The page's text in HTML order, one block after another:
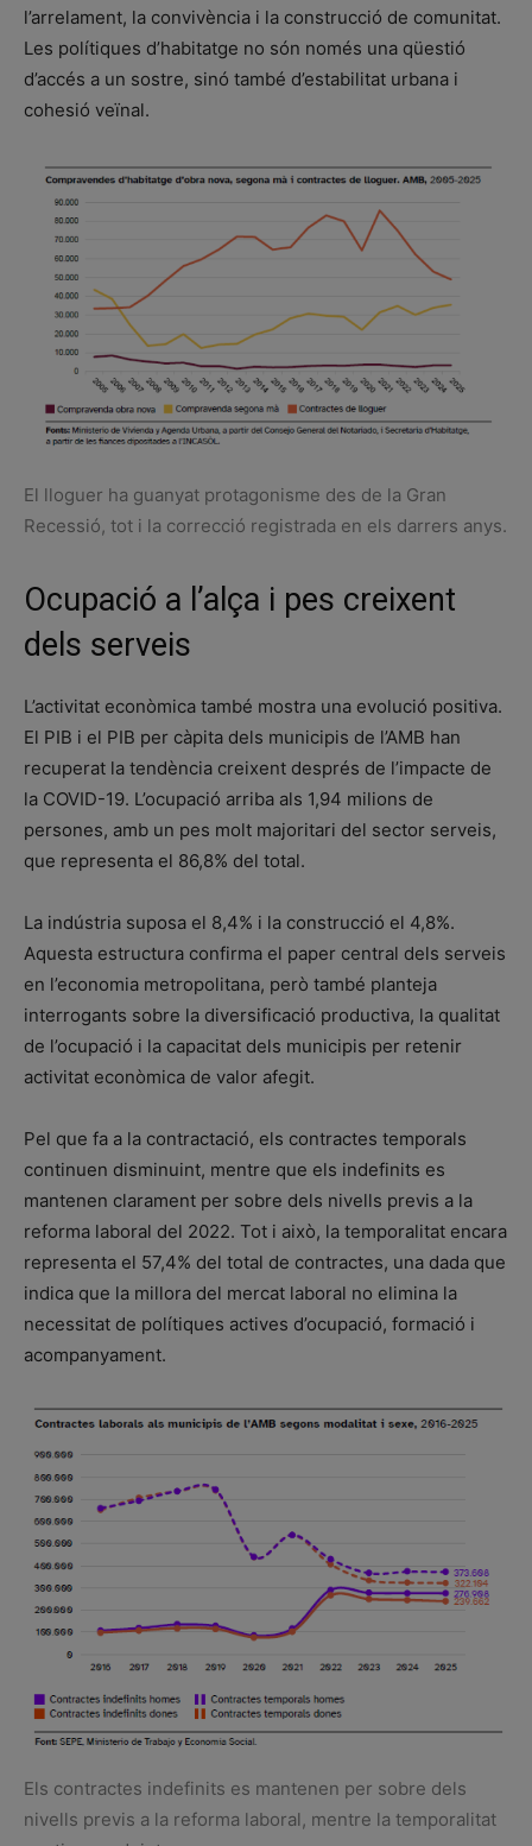
l’arrelament, la convivència i la construcció de comunitat.
Les polítiques d’habitatge no són només una qüestió
d’accés a un sostre, sinó també d’estabilitat urbana i
cohesió veïnal.
El lloguer ha guanyat protagonisme des de la Gran
Recessió, tot i la correcció registrada en els darrers anys.
Ocupació a l’alça i pes creixent
dels serveis
L’activitat econòmica també mostra una evolució positiva.
El PIB i el PIB per càpita dels municipis de l’AMB han
recuperat la tendència creixent després de l’impacte de
la COVID-19. L’ocupació arriba als 1,94 milions de
persones, amb un pes molt majoritari del sector serveis,
que representa el 86,8% del total.
La indústria suposa el 8,4% i la construcció el 4,8%.
Aquesta estructura confirma el paper central dels serveis
en l’economia metropolitana, però també planteja
interrogants sobre la diversificació productiva, la qualitat
de l’ocupació i la capacitat dels municipis per retenir
activitat econòmica de valor afegit.
Pel que fa a la contractació, els contractes temporals
continuen disminuint, mentre que els indefinits es
mantenen clarament per sobre dels nivells previs a la
reforma laboral del 2022. Tot i això, la temporalitat encara
representa el 57,4% del total de contractes, una dada que
indica que la millora del mercat laboral no elimina la
necessitat de polítiques actives d’ocupació, formació i
acompanyament.
Els contractes indefinits es mantenen per sobre dels
nivells previs a la reforma laboral, mentre la temporalitat